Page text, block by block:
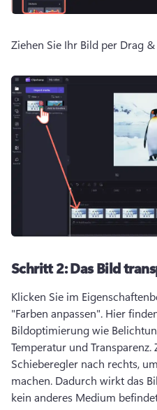
Ziehen Sie Ihr Bild per Drag
Schritt 2:Das Bild
Klicken Sie im
"Farben anpassen". Hier
Bildoptimierung wie
Temperatur und Transparenz.
Schieberegler nach rechts,
machen. Dadurch wirkt das
kein anderes Medium